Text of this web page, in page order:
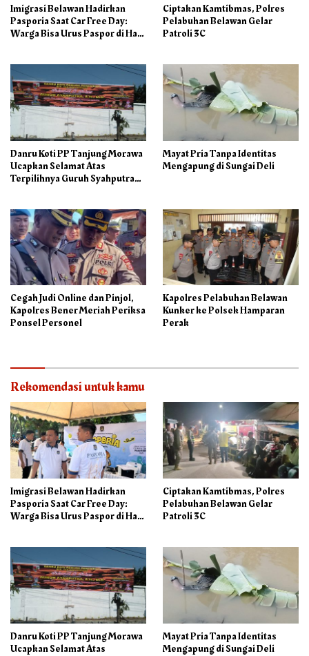
Imigrasi Belawan Hadirkan
Pasporia Saat Car Free Day:
Warga Bisa Urus Paspor di Hari
Ciptakan Kamtibmas, Polres
Pelabuhan Belawan Gelar
Patroli 3C
Danru Koti PP Tanjung Morawa
Ucapkan Selamat Atas
Terpilihnya Guruh Syahputra
Mayat Pria Tanpa Identitas
Mengapung di Sungai Deli
Cegah Judi Online dan Pinjol,
Kapolres Bener Meriah Periksa
Ponsel Personel
Kapolres Pelabuhan Belawan
Kunker ke Polsek Hamparan
Perak
Rekomendasi untuk kamu
Imigrasi Belawan Hadirkan
Pasporia Saat Car Free Day:
Warga Bisa Urus Paspor di Hari
Ciptakan Kamtibmas, Polres
Pelabuhan Belawan Gelar
Patroli 3C
Danru Koti PP Tanjung Morawa
Ucapkan Selamat Atas
Mayat Pria Tanpa Identitas
Mengapung di Sungai Deli